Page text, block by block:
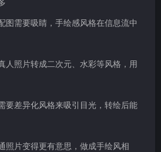
图需要吸睛，手绘感风格在信息流中
人照片转成二次元、水彩等风格，用
要差异化风格来吸引目光，转绘后能
照片变得更有意思，做成手绘风相